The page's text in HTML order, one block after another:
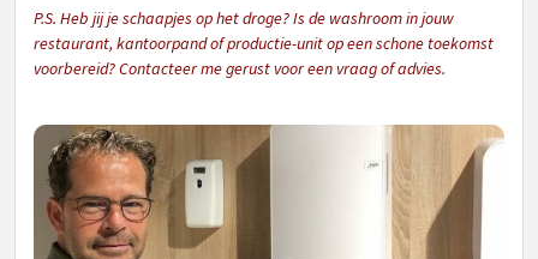
P.S. Heb jij je schaapjes op het droge? Is de washroom in jouw
restaurant, kantoorpand of productie-unit op een schone toekomst
voorbereid? Contacteer me gerust voor een vraag of advies.